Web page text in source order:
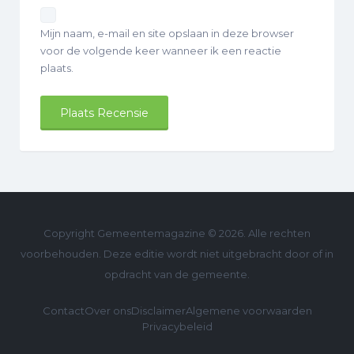
Mijn naam, e-mail en site opslaan in deze browser
voor de volgende keer wanneer ik een reactie
plaats.
Copyright Gemeentemagazine © 2026. Alle rechten
voorbehouden. Deze editie wordt niet uitgebracht door of in
opdracht van de gemeente.
ContactOver onsDisclaimerAlgemene voorwaarden
Privacybeleid